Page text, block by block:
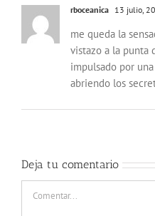
rboceanica 13 julio,
me queda la
vistazo a la punta
impulsado por
abriendo los
Deja tu comentario